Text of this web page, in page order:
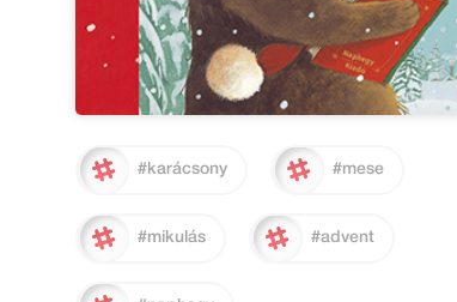
#karácsony #mese
#mikulás #advent